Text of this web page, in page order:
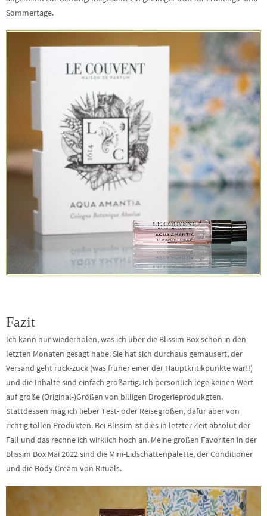
Sommertage.
Fazit
Ich kann nur wiederholen, was ich über die Blissim Box schon in den
letzten Monaten gesagt habe. Sie hat sich durchaus gemausert, der
Versand geht ruck-zuck (was früher einer der Hauptkritikpunkte war!!)
und die Inhalte sind einfach großartig. Ich persönlich lege keinen Wert
auf große (Original-)Größen von billigen Drogerieprodukgten.
Stattdessen mag ich lieber Test- oder Reisegrößen, dafür aber von
richtig tollen Produkten. Bei Blissim ist dies in letzter Zeit absolut der
Fall und das rechne ich wirklich hoch an. Meine großen Favoriten in der
Blissim Box Mai 2022 sind die Mini-Lidschattenpalette, der Conditioner
und die Body Cream von Rituals.